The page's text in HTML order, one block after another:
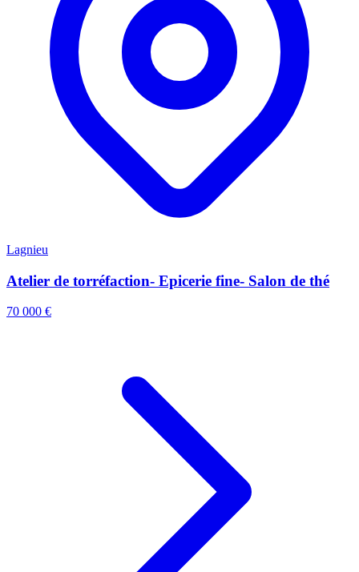
Lagnieu
Atelier de torréfaction- Epicerie fine- Salon de thé
70 000 €